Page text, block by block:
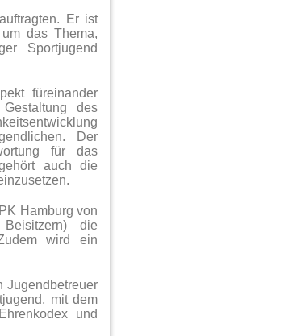
Er ist
das Thema,
Sportjugend
füreinander
des
Der
für das
auch die
Hamburg von
die
wird ein
Jugendbetreuer
mit dem
und